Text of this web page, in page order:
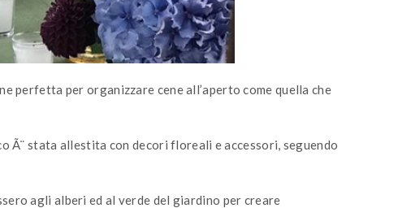
perfetta per organizzare cene all’aperto come quella che
Ã¨ stata allestita con decori floreali e accessori, seguendo
agli alberi ed al verde del giardino per creare